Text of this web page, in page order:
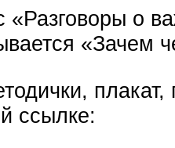
«Разговоры о
«Зачем
плакат,
ссылке: